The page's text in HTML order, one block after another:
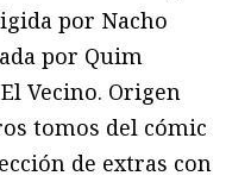
por Nacho
por Quim
Vecino. Origen
tomos del cómic
de extras con